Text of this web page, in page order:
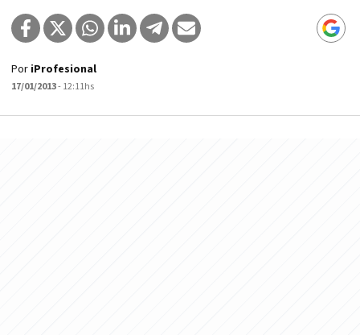
Por iProfesional
17/01/2013- 12:11hs